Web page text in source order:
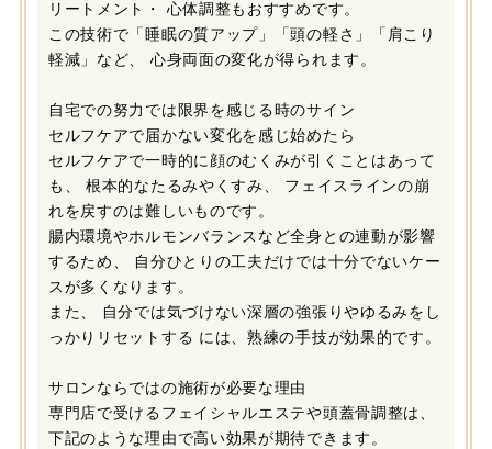
リートメント・ 心体調整もおすすめです。
この技術で「睡眠の質アップ」「頭の軽さ」「肩こり
軽減」など、 心身両面の変化が得られます。
自宅での努力では限界を感じる時のサイン
セルフケアで届かない変化を感じ始めたら
セルフケアで一時的に顔のむくみが引くことはあって
も、 根本的なたるみやくすみ、 フェイスラインの崩
れを戻すのは難しいものです。
腸内環境やホルモンバランスなど全身との連動が影響
するため、 自分ひとりの工夫だけでは十分でないケー
スが多くなります。
また、 自分では気づけない深層の強張りやゆるみをし
っかりリセットする には、熟練の手技が効果的です。
サロンならではの施術が必要な理由
専門店で受けるフェイシャルエステや頭蓋骨調整は、
下記のような理由で高い効果が期待できます。